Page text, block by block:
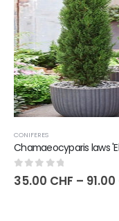
CONIFERES
Chamaeocyparis laws
0 sur 5
35.00 CHF – 91.00